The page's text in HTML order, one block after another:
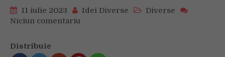
11 iulie 2023 Idei Diverse
Diverse
Niciun comentariu
de
Distribuie